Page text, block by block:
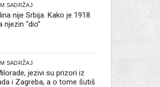
SADRŽAJ
nije Srbija. Kako je 1918.
njezin “dio”
SADRŽAJ
jezivi su prizori iz
i Zagreba, a o tome šutiš